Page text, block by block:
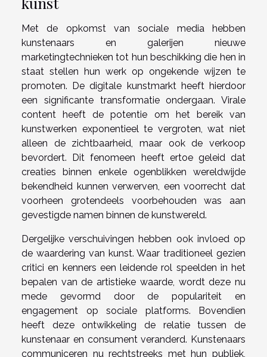
Met de opkomst van sociale media hebben
kunstenaars en galerijen nieuwe
marketingtechnieken tot hun beschikking die hen in
staat stellen hun werk op ongekende wijzen te
promoten. De digitale kunstmarkt heeft hierdoor
een significante transformatie ondergaan. Virale
content heeft de potentie om het bereik van
kunstwerken exponentieel te vergroten, wat niet
alleen de zichtbaarheid, maar ook de verkoop
bevordert. Dit fenomeen heeft ertoe geleid dat
creaties binnen enkele ogenblikken wereldwijde
bekendheid kunnen verwerven, een voorrecht dat
voorheen grotendeels voorbehouden was aan
gevestigde namen binnen de kunstwereld.
Dergelijke verschuivingen hebben ook invloed op
de waardering van kunst. Waar traditioneel gezien
critici en kenners een leidende rol speelden in het
bepalen van de artistieke waarde, wordt deze nu
mede gevormd door de populariteit en
engagement op sociale platforms. Bovendien
heeft deze ontwikkeling de relatie tussen de
kunstenaar en consument veranderd. Kunstenaars
communiceren nu rechtstreeks met hun publiek,